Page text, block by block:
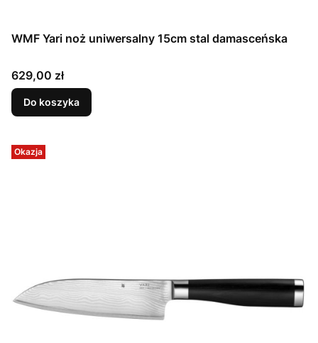
WMF Yari noż uniwersalny 15cm stal damasceńska
Cena
629,00 zł
Do koszyka
Okazja